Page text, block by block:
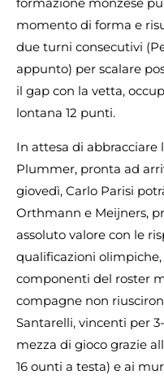
formazione monzese
momento di forma e
due turni consecutivi
appunto) per scalare
il gap con la vetta,
lontana 12 punti.
In attesa di
Plummer, pronta ad
giovedì, Carlo Parisi
Orthmann e Meijners,
assoluto valore con le
qualificazioni
componenti del roster
compagne non
Santarelli, vincenti per
mezza di gioco grazie
16 ounti a testa) e ai